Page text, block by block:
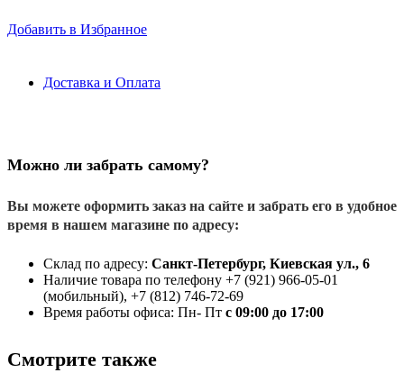
Добавить в Избранное
Доставка и Оплата
Можно ли забрать самому?
Вы можете оформить заказ на сайте и забрать его в удобное
время в нашем магазине по адресу:
Склад по адресу: Санкт-Петербург, Киевская ул., 6
Наличие товара по телефону +7 (921) 966-05-01
(мобильный), +7 (812) 746-72-69
Время работы офиса: Пн- Пт с 09:00 до 17:00
Смотрите также